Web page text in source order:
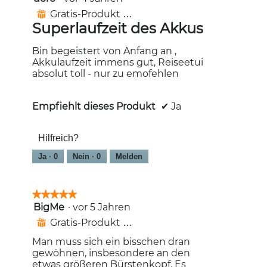
von
Sternen.
⊞ Gratis-Produkt erhalten
Superlaufzeit des Akkus
Bin begeistert von Anfang an ,
Akkulaufzeit immens gut, Reiseetui
absolut toll - nur zu emofehlen
Empfiehlt dieses Produkt ✔ Ja
Hilfreich?
Ja · 0 Nein · 0 Melden
★★★★★
★★★★★
5
von
Sternen.
BigMe · vor 5 Jahren
⊞
Gratis-Produkt erhalten
Man muss sich ein bisschen dran
gewöhnen, insbesondere an den
etwas größeren Bürstenkopf. Es